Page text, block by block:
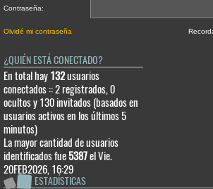
Contraseña:
Olvidé mi contraseña
¿QUIÉN ESTÁ CONECTADO?
En total hay 132usuarios
conectados :: 2 registrados, 0
ocultos y 130 invitados (basados en
usuarios activos en los últimos 5
minutos)
La mayor cantidad de usuarios
identificados fue5387el Vie.
20FEB2026, 16:29
ESTADÍSTICAS